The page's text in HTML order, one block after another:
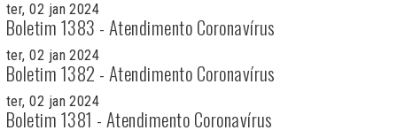
ter, 02 jan 2024
Boletim 1383 - Atendimento Coronavírus
ter, 02 jan 2024
Boletim 1382 - Atendimento Coronavírus
ter, 02 jan 2024
Boletim 1381 - Atendimento Coronavírus